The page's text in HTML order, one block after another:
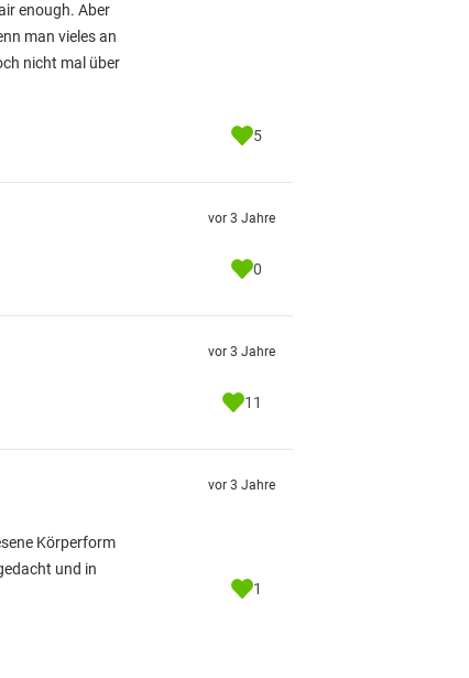
enough. Aber
man vieles an
nicht mal über
5
vor 3 Jahre
0
vor 3 Jahre
11
Körperform
und in
vor 3 Jahre
1